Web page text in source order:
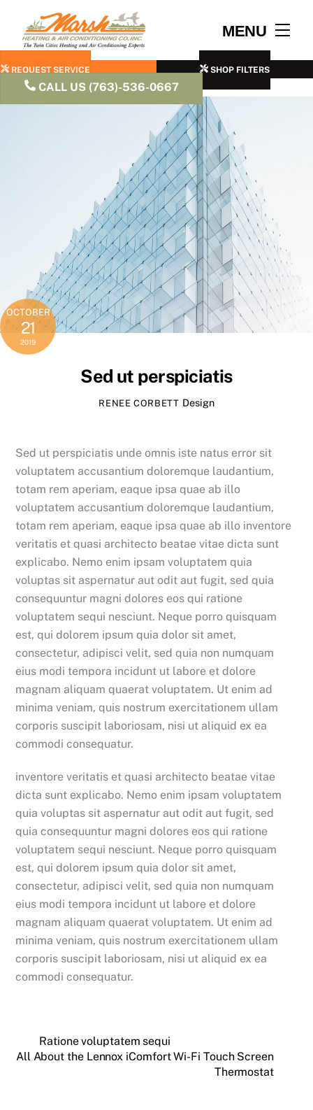
content
MENU
REQUEST SERVICE SHOP FILTERS
CALL US (763)-536-0667
OCTOBER
21
2019
Sed ut perspiciatis
RENEE CORBETT Design
Sed ut perspiciatis unde omnis iste natus error sit
voluptatem accusantium doloremque laudantium,
totam rem aperiam, eaque ipsa quae ab illo
voluptatem accusantium doloremque laudantium,
totam rem aperiam, eaque ipsa quae ab illo inventore
veritatis et quasi architecto beatae vitae dicta sunt
explicabo. Nemo enim ipsam voluptatem quia
voluptas sit aspernatur aut odit aut fugit, sed quia
consequuntur magni dolores eos qui ratione
voluptatem sequi nesciunt. Neque porro quisquam
est, qui dolorem ipsum quia dolor sit amet,
consectetur, adipisci velit, sed quia non numquam
eius modi tempora incidunt ut labore et dolore
magnam aliquam quaerat voluptatem. Ut enim ad
minima veniam, quis nostrum exercitationem ullam
corporis suscipit laboriosam, nisi ut aliquid ex ea
commodi consequatur.
inventore veritatis et quasi architecto beatae vitae
dicta sunt explicabo. Nemo enim ipsam voluptatem
quia voluptas sit aspernatur aut odit aut fugit, sed
quia consequuntur magni dolores eos qui ratione
voluptatem sequi nesciunt. Neque porro quisquam
est, qui dolorem ipsum quia dolor sit amet,
consectetur, adipisci velit, sed quia non numquam
eius modi tempora incidunt ut labore et dolore
magnam aliquam quaerat voluptatem. Ut enim ad
minima veniam, quis nostrum exercitationem ullam
corporis suscipit laboriosam, nisi ut aliquid ex ea
commodi consequatur.
Ratione voluptatem sequi
All About the Lennox iComfort Wi-Fi Touch Screen
Thermostat